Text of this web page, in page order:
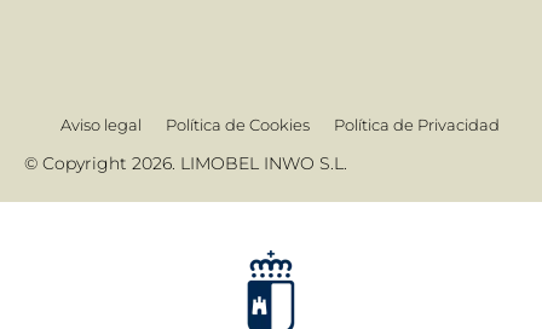
Aviso legal Política de Cookies Política de Privacidad
© Copyright 2026. LIMOBEL INWO S.L.